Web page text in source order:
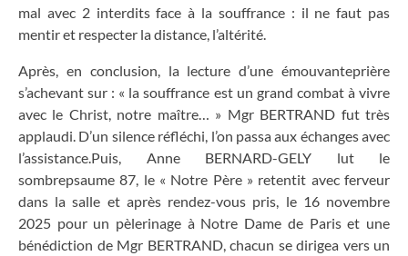
mal avec 2 interdits face à la souffrance : il ne faut pas
mentir et respecter la distance, l’altérité.
Après, en conclusion, la lecture d’une émouvanteprière
s’achevant sur : « la souffrance est un grand combat à vivre
avec le Christ, notre maître… » Mgr BERTRAND fut très
applaudi. D’un silence réfléchi, l’on passa aux échanges avec
l’assistance.Puis, Anne BERNARD-GELY lut le
sombrepsaume 87, le « Notre Père » retentit avec ferveur
dans la salle et après rendez-vous pris, le 16 novembre
2025 pour un pèlerinage à Notre Dame de Paris et une
bénédiction de Mgr BERTRAND, chacun se dirigea vers un